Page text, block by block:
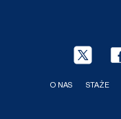
O NAS STAŻE